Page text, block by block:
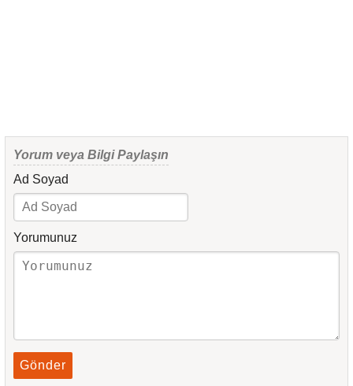
Yorum veya Bilgi Paylaşın
Ad Soyad
Yorumunuz
Gönder